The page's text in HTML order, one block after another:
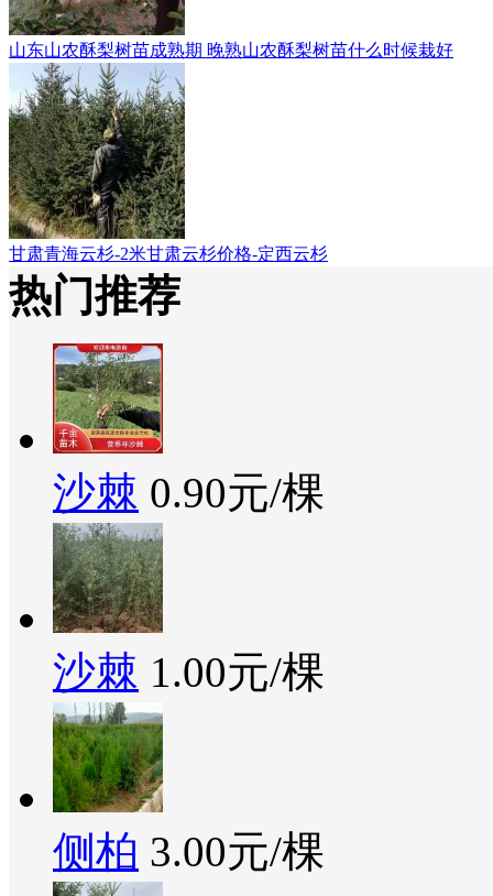
山东山农酥梨树苗成熟期 晚熟山农酥梨树苗什么时候栽好
甘肃青海云杉-2米甘肃云杉价格-定西云杉
热门推荐
沙棘 0.90元/棵
沙棘 1.00元/棵
侧柏 3.00元/棵